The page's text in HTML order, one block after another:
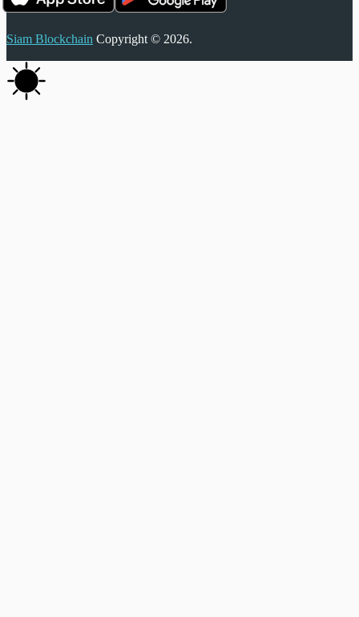
Siam Blockchain Copyright © 2026.